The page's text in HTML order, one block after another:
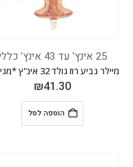
25 אינץ' עד 43 אינץ' כללי
₪41.30
הוספה לסל